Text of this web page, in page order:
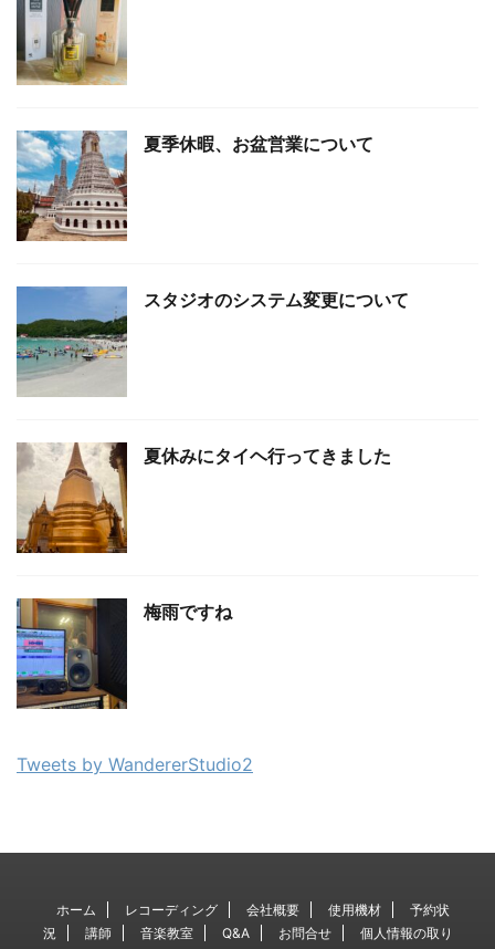
夏季休暇、お盆営業について
スタジオのシステム変更について
夏休みにタイヘ行ってきました
梅雨ですね
Tweets by WandererStudio2
ホーム レコーディング 会社概要 使用機材
予約状
況
講師 音楽教室 Q&A お問合せ
個人情報の取り